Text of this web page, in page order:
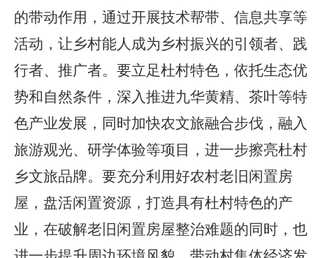
的带动作用，通过开展技术帮带、信息共享等
活动，让乡村能人成为乡村振兴的引领者、践
行者、推广者。要立足杜村特色，依托生态优
势和自然条件，深入推进九华黄精、茶叶等特
色产业发展，同时加快农文旅融合步伐，融入
旅游观光、研学体验等项目，进一步擦亮杜村
乡文旅品牌。要充分利用好农村老旧闲置房
屋，盘活闲置资源，打造具有杜村特色的产
业，在破解老旧闲置房屋整治难题的同时，也